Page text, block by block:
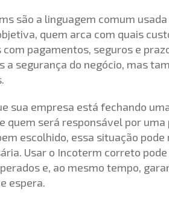
são a linguagem comum
quem arca com quais
com pagamentos, seguros e
a segurança do negócio, mas
sua empresa está fechando
quem será responsável por
escolhido, essa situação
Usar o Incoterm correto
e, ao mesmo tempo,
espera.